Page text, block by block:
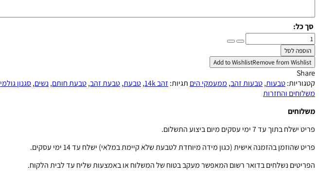
סך כל:
כמות
של
טבעת
חול
קמע
הוספה לסל
Add to WishlistRemove from Wishlist
Share
קטגוריות:טבעות,טבעות זהב, ממעמקי הים תגיות: זהב 14k ,טבעת,טבעת זהב,טבעת חותם, נשים,סגנון גולמי
משלוחים והחזרות
משלוחים
פריט ישלח בתוך עד 7 ימי עסקים מיום ביצוע התשלום.
פריט שהוזמן בהזמנה אישית (כגון מידה מיוחדת לטבעת שלא קיימת במלאי) ישלח עד 14 ימי עסקים.
הפריטים נשלחים בדואר רשום המאפשר מעקב בטוח של המשלוח או באמצעות שליח עד לבית הלקוח.